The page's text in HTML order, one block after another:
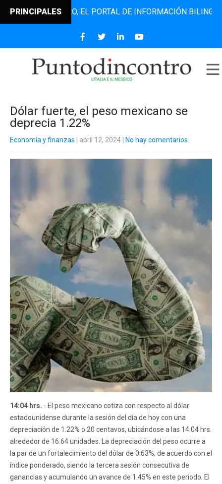
PRINCIPALESEL PORTAL DE INFORMACIÓN BILINGÜE
Dólar fuerte, el peso mexicano se
deprecia 1.22%
Economía y finanzas | abril 12, 2024 No hay comentarios
14:04 hrs. - El peso mexicano cotiza con respecto al dólar
estadounidense durante la sesión del día de hoy con una
depreciación de 1.22% o 20 centavos, ubicándose a las 14.04 hrs.
alrededor de 16.64 unidades. La depreciación del peso ocurre a
la par de un fortalecimiento del dólar de 0.63%, de acuerdo con el
índice ponderado, siendo la tercera sesión consecutiva de
ganancias y acumulando un avance de 1.45% en este periodo. El